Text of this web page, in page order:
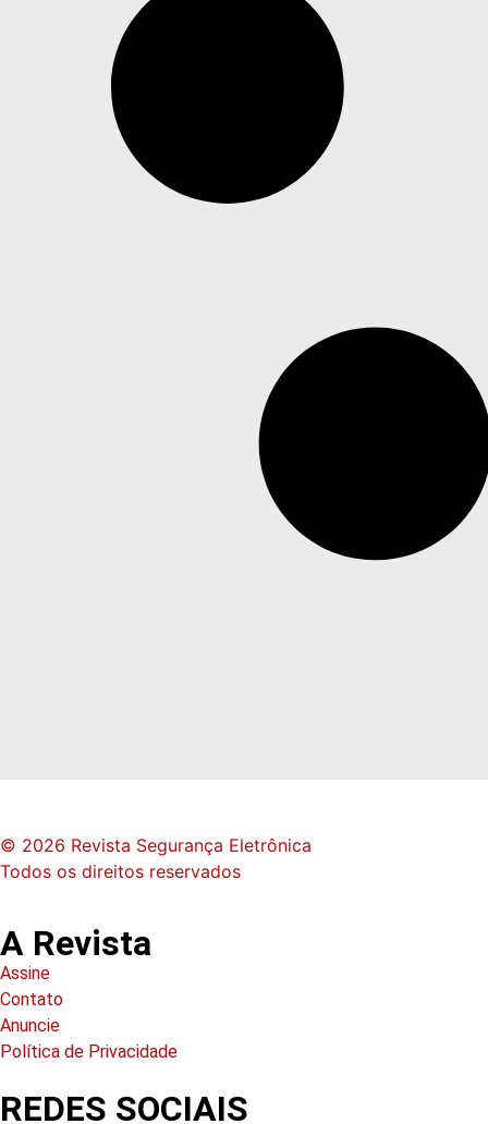
© 2026 Revista Segurança Eletrônica
Todos os direitos reservados
A Revista
Assine
Contato
Anuncie
Política de Privacidade
REDES SOCIAIS